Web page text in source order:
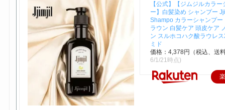
【公式】【ジムジルカラー
ー】白髪染め シャンプー
Shampo カラーシャンプー
ラウン 白髪ケア 頭皮ケア
ン スルホコハク酸ラウレ
ミド
価格：4,378円（税込、送
6/1/21時点)